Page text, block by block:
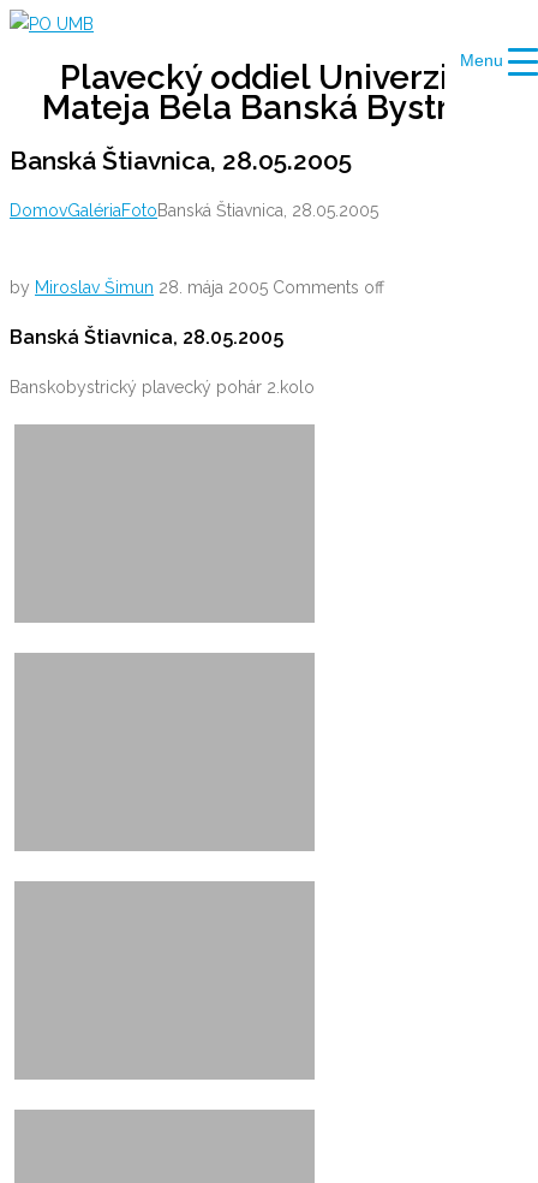
Skip
contentPlavecký oddiel Univerzity
Mateja Bela Banská Bystrica
Banská Štiavnica, 28.05.2005
DomovGalériaFotoBanská Štiavnica, 28.05.2005
by Miroslav Šimun 28. mája 2005 Comments off
Banská Štiavnica, 28.05.2005
Banskobystrický plavecký pohár 2.kolo
Menu